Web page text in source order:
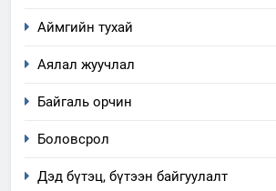
Аймгийн тухай
Аялал жуучлал
Байгаль орчин
Боловсрол
Дэд бүтэц, бүтээн байгуулалт